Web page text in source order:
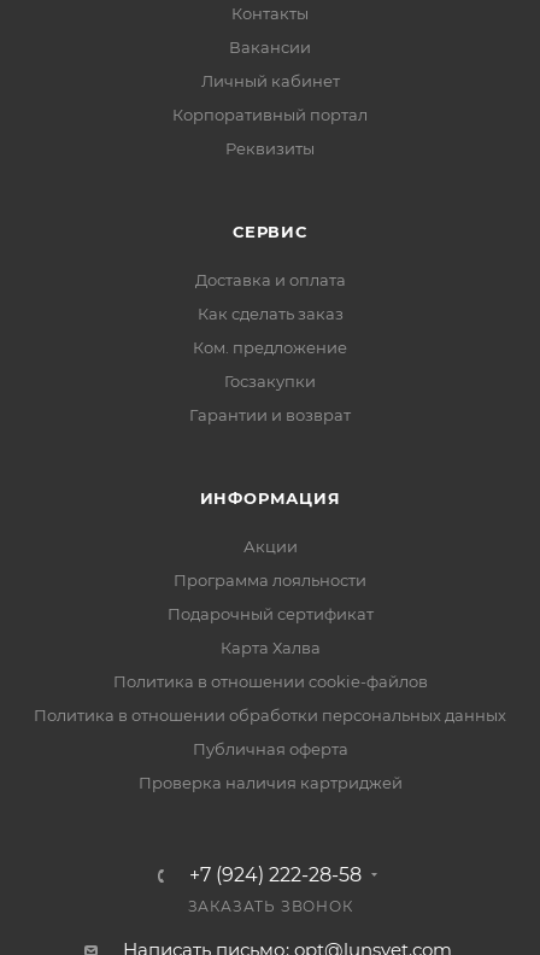
Контакты
Вакансии
Личный кабинет
Корпоративный портал
Реквизиты
СЕРВИС
Доставка и оплата
Как сделать заказ
Ком. предложение
Госзакупки
Гарантии и возврат
ИНФОРМАЦИЯ
Акции
Программа лояльности
Подарочный сертификат
Карта Халва
Политика в отношении cookie-файлов
Политика в отношении обработки персональных данных
Публичная оферта
Проверка наличия картриджей
+7 (924) 222-28-58
ЗАКАЗАТЬ ЗВОНОК
Написать письмо: opt@lunsvet.com